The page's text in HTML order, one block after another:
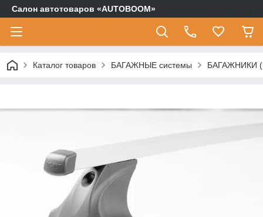
Салон автотоваров «AUTOBOOM»
Каталог товаров БАГАЖНЫЕ системы БАГАЖНИКИ